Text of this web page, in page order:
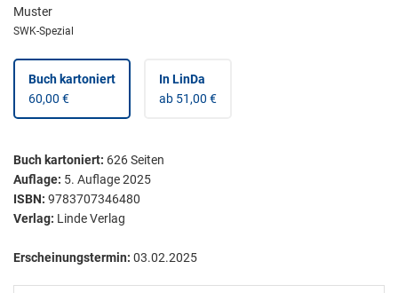
Muster
SWK-Spezial
Buch kartoniert
60,00 €
In LinDa
ab 51,00 €
Buch kartoniert: 626Seiten
Auflage: 5. Auflage 2025
ISBN: 9783707346480
Verlag: Linde Verlag
Erscheinungstermin: 03.02.2025